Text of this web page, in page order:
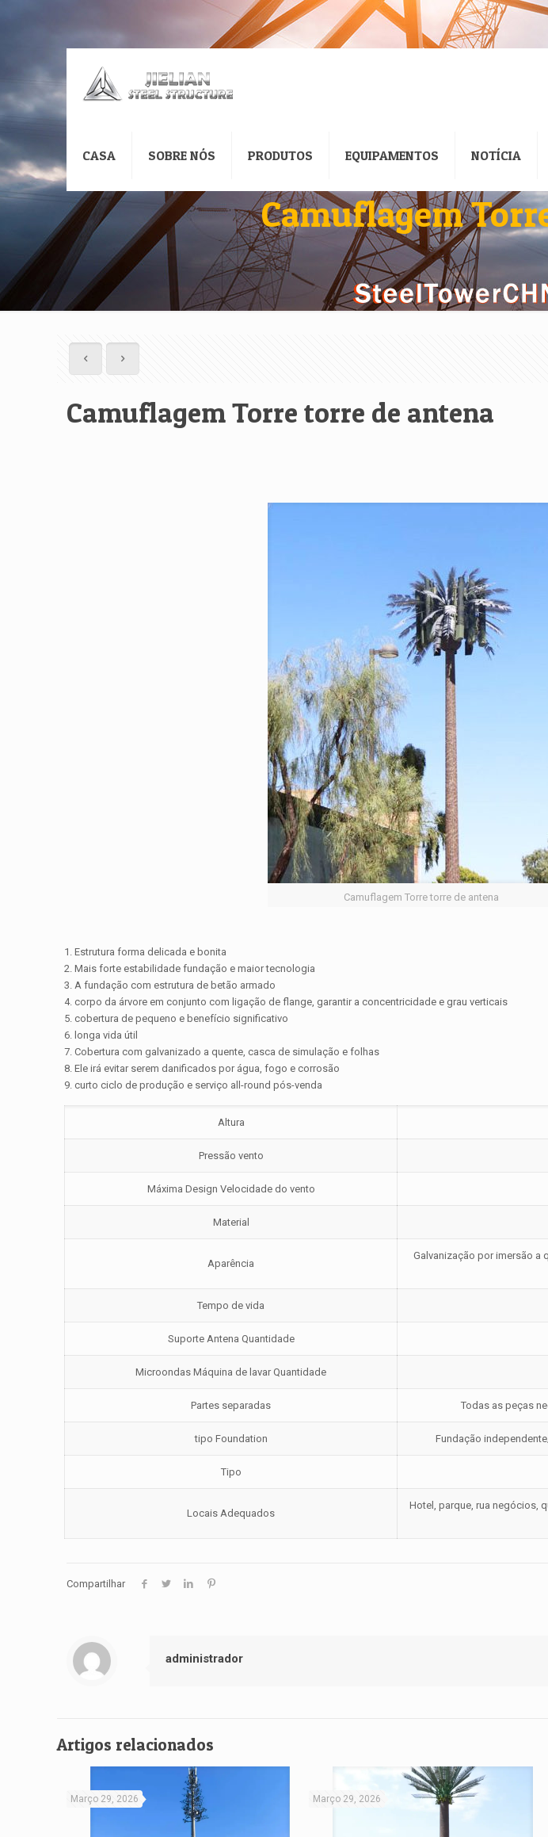
CASA SOBRE NÓS PRODUTOS EQUIPAMENTOS NOTÍCIA
Camuflagem
Camuflagem Torre torre de antena
Camuflagem Torre torre de antena
1. Estrutura forma delicada e bonita
2. Mais forte estabilidade fundação e maior tecnologia
3. A fundação com estrutura de betão armado
4. corpo da árvore em conjunto com ligação de flange, garantir a concentricidade e grau verticais
5. cobertura de pequeno e benefício significativo
6. longa vida útil
7. Cobertura com galvanizado a quente, casca de simulação e folhas
8. Ele irá evitar serem danificados por água, fogo e corrosão
9. curto ciclo de produção e serviço all-round pós-venda
Altura
Pressão vento
Máxima Design Velocidade do vento
Material
Aparência
Galvanização por imersão a
Tempo de vida
Suporte Antena Quantidade
Microondas Máquina de lavar Quantidade
Partes separadas Todas as peças
tipo Foundation Fundação
Tipo
Locais Adequados
Hotel, parque, rua negócios,
Compartilhar
administrador
Artigos relacionados
Março 29, 2026 Março 29, 2026